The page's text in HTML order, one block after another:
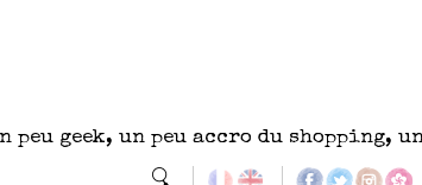
peu geek, un peu accro du shopping,